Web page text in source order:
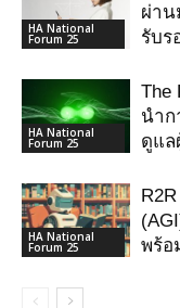
HA National
Forum 25
ผ่าน
รับร
HA National
Forum 25
The
นำก
ดูแล
HA National
Forum 25
พร้อ